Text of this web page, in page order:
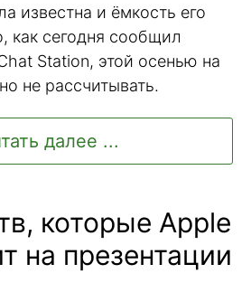
известна и ёмкость его
как сегодня сообщил
Station, этой осенью на
не рассчитывать.
далее ...
которые Apple
на презентации